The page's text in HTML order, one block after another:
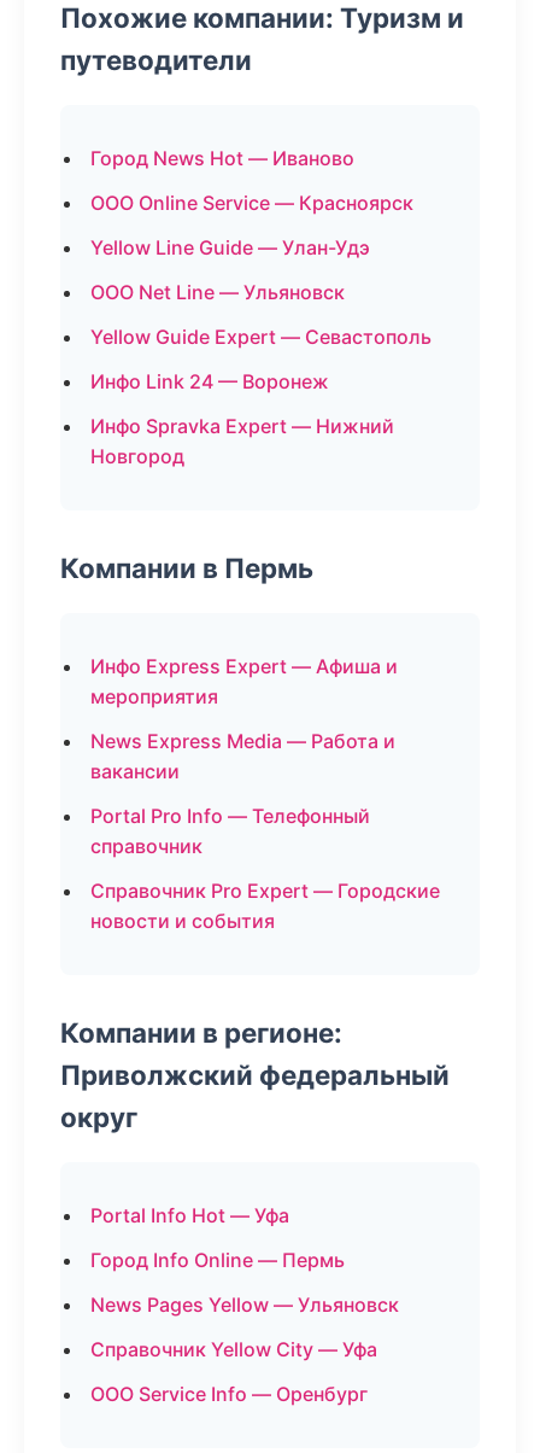
Похожие компании: Туризм и
путеводители
Город News Hot — Иваново
ООО Online Service — Красноярск
Yellow Line Guide — Улан-Удэ
ООО Net Line — Ульяновск
Yellow Guide Expert — Севастополь
Инфо Link 24 — Воронеж
Инфо Spravka Expert — Нижний
Новгород
Компании в Пермь
Инфо Express Expert — Афиша и
мероприятия
News Express Media — Работа и
вакансии
Portal Pro Info — Телефонный
справочник
Справочник Pro Expert — Городские
новости и события
Компании в регионе:
Приволжский федеральный
округ
Portal Info Hot — Уфа
Город Info Online — Пермь
News Pages Yellow — Ульяновск
Справочник Yellow City — Уфа
ООО Service Info — Оренбург